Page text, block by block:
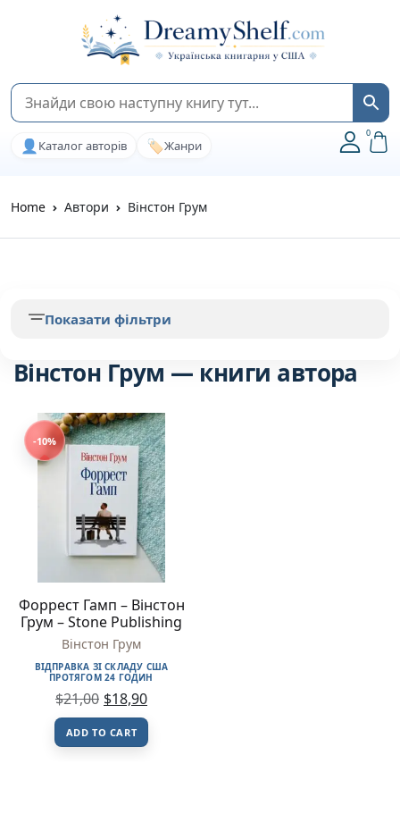
👤 Каталог авторів 🏷️Жанри
0
Home Автори Вінстон Грум
Вінстон Грум — книги автора
-10%
Форрест Гамп – Вінстон
Грум – Stone Publishing
Вінстон Грум
ВІДПРАВКА ЗІ СКЛАДУ США
ПРОТЯГОМ 24 ГОДИН
$21,00 $18,90
ADD TO CART
Показати фільтри